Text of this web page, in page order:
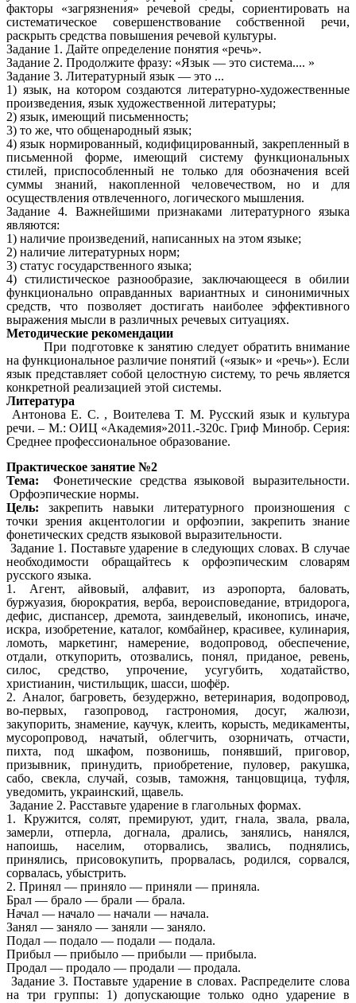
факторы «загрязнения» речевой среды, сориентировать на
систематическое совершенствование собственной речи,
раскрыть средства повышения речевой культуры.
Задание 1. Дайте определение понятия «речь».
Задание 2. Продолжите фразу: «Язык — это система.... »
Задание 3. Литературный язык — это ...
1) язык, на котором создаются литературно-художественные
произведения, язык художественной литературы;
2) язык, имеющий письменность;
3) то же, что общенародный язык;
4) язык нормированный, кодифицированный, закрепленный в
письменной форме, имеющий систему функциональных
стилей, приспособленный не только для обозначения всей
суммы знаний, накопленной человечеством, но и для
осуществления отвлеченного, логического мышления.
Задание 4. Важнейшими признаками литературного языка
являются:
1) наличие произведений, написанных на этом языке;
2) наличие литературных норм;
3) статус государственного языка;
4) стилистическое разнообразие, заключающееся в обилии
функционально оправданных вариантных и синонимичных
средств, что позволяет достигать наиболее эффективного
выражения мысли в различных речевых ситуациях.
Методические рекомендации
При подготовке к занятию следует обратить внимание
на функциональное различие понятий («язык» и «речь»). Если
язык представляет собой целостную систему, то речь является
конкретной реализацией этой системы.
Литература
Антонова Е. С. , Воителева Т. М. Русский язык и культура
речи. – М.: ОИЦ «Академия»2011.-320с. Гриф Минобр. Серия:
Среднее профессиональное образование.
Практическое занятие №2
Тема:
Фонетические средства языковой выразительности.
Орфоэпические нормы.
Цель: закрепить навыки литературного произношения с
точки зрения акцентологии и орфоэпии, закрепить знание
фонетических средств языковой выразительности.
Задание 1. Поставьте ударение в следующих словах. В случае
необходимости обращайтесь к орфоэпическим словарям
русского языка.
1. Агент, айвовый, алфавит, из аэропорта, баловать,
буржуазия, бюрократия, верба, вероисповедание, втридорога,
дефис, диспансер, дремота, заиндевелый, иконопись, иначе,
искра, изобретение, каталог, комбайнер, красивее, кулинария,
ломоть, маркетинг, намерение, водопровод, обеспечение,
отдали, откупорить, отозвались, понял, приданое, ревень,
силос, средство, упрочение, усугубить, ходатайство,
христианин, чистильщик, шасси, шофёр.
2. Аналог, багроветь, безудержно, ветеринария, водопровод,
во-первых, газопровод, гастрономия, досуг, жалюзи,
закупорить, знамение, каучук, клеить, корысть, медикаменты,
мусоропровод, начатый, облегчить, озорничать, отчасти,
пихта, под шкафом, позвонишь, понявший, приговор,
призывник, принудить, приобретение, пуловер, ракушка,
сабо, свекла, случай, созыв, таможня, танцовщица, туфля,
уведомить, украинский, щавель.
Задание 2. Расставьте ударение в глагольных формах.
1. Кружится, солят, премируют, удит, гнала, звала, рвала,
замерли, отперла, догнала, дрались, занялись, нанялся,
напоишь, населим, оторвались, звались, поднялись,
принялись, присовокупить, прорвалась, родился, сорвался,
сорвалась, убыстрить.
2. Принял — приняло — приняли — приняла.
Брал — брало — брали — брала.
Начал — начало — начали — начала.
Занял — заняло — заняли — заняло.
Подал — подало — подали — подала.
Прибыл — прибыло — прибыли — прибыла.
Продал — продало — продали — продала.
Задание 3. Поставьте ударение в словах. Распределите слова
на три группы: 1) допускающие только одно ударение в